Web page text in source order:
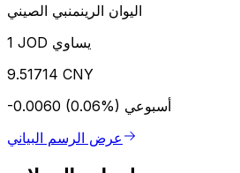
اليوان الرينمنبي الصيني
1 JOD يساوي
9.51714 CNY
-0.0060 (0.06%) أسبوعي
عرض الرسم البياني